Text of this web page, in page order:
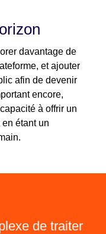
davantage de
et ajouter
afin de devenir
encore,
à offrir un
étant un
de traiter